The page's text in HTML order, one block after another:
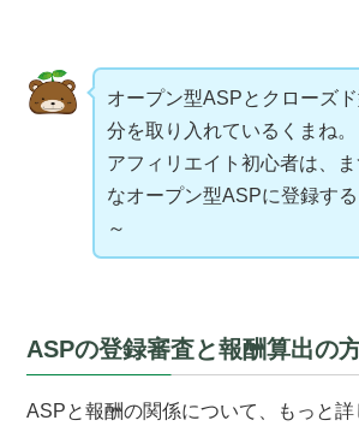
オープン型ASPとクローズ
分を取り入れているくまね。
アフィリエイト初心者は、
なオープン型ASPに登録す
～
ASPの登録審査と報酬算出の
ASPと報酬の関係について、もっと